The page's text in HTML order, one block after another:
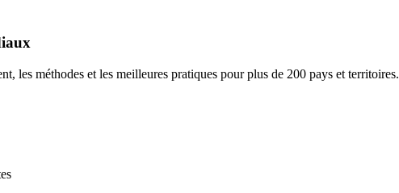
les méthodes et les meilleures pratiques pour plus de 200 pays et territoires.